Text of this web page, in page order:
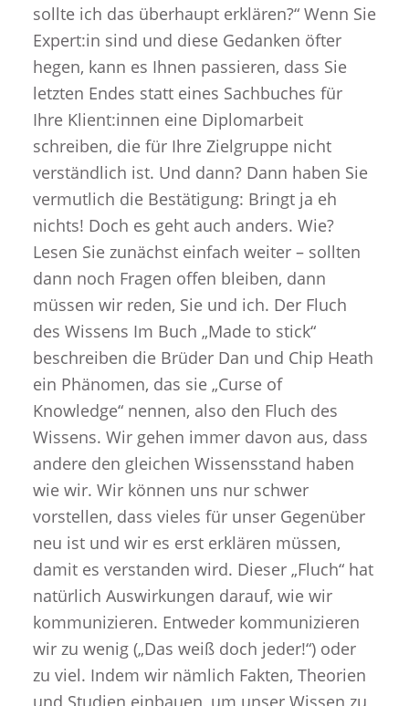
sollte ich das überhaupt erklären?“ Wenn Sie
Expert:in sind und diese Gedanken öfter
hegen, kann es Ihnen passieren, dass Sie
letzten Endes statt eines Sachbuches für
Ihre Klient:innen eine Diplomarbeit
schreiben, die für Ihre Zielgruppe nicht
verständlich ist. Und dann? Dann haben Sie
vermutlich die Bestätigung: Bringt ja eh
nichts! Doch es geht auch anders. Wie?
Lesen Sie zunächst einfach weiter – sollten
dann noch Fragen offen bleiben, dann
müssen wir reden, Sie und ich. Der Fluch
des Wissens Im Buch „Made to stick“
beschreiben die Brüder Dan und Chip Heath
ein Phänomen, das sie „Curse of
Knowledge“ nennen, also den Fluch des
Wissens. Wir gehen immer davon aus, dass
andere den gleichen Wissensstand haben
wie wir. Wir können uns nur schwer
vorstellen, dass vieles für unser Gegenüber
neu ist und wir es erst erklären müssen,
damit es verstanden wird. Dieser „Fluch“ hat
natürlich Auswirkungen darauf, wie wir
kommunizieren. Entweder kommunizieren
wir zu wenig („Das weiß doch jeder!“) oder
zu viel. Indem wir nämlich Fakten, Theorien